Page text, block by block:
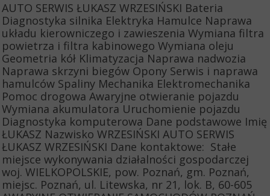
AUTO SERWIS ŁUKASZ WRZESIŃSKI Bateria
Diagnostyka silnika Elektryka Hamulce Naprawa
układu kierowniczego i zawieszenia Wymiana filtra
powietrza i filtra kabinowego Wymiana oleju
Geometria kół Klimatyzacja Naprawa nadwozia
Naprawa skrzyni biegów Opony Serwis i naprawa
hamulców Spaliny Mechanika Elektromechanika
Pomoc drogowa Awaryjne otwieranie pojazdu
Wymiana akumulatora Uruchomienie pojazdu
Diagnostyka komputerowa Dane podstawowe Imię
ŁUKASZ Nazwisko WRZESIŃSKI AUTO SERWIS
ŁUKASZ WRZESIŃSKI Dane kontaktowe: Stałe
miejsce wykonywania działalności gospodarczej
woj. WIELKOPOLSKIE, pow. Poznań, gm. Poznań,
miejsc. Poznań, ul. Litewska, nr 21, lok. B, 60-605